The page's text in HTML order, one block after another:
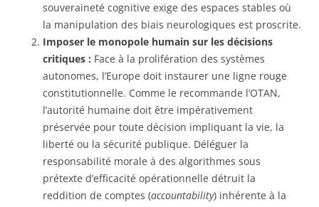
souveraineté cognitive exige des espaces stables où
la manipulation des biais neurologiques est proscrite.
Imposer le monopole humain sur les décisions
critiques : Face à la prolifération des systèmes
autonomes, l’Europe doit instaurer une ligne rouge
constitutionnelle. Comme le recommande l’OTAN,
l’autorité humaine doit être impérativement
préservée pour toute décision impliquant la vie, la
liberté ou la sécurité publique. Déléguer la
responsabilité morale à des algorithmes sous
prétexte d’efficacité opérationnelle détruit la
reddition de comptes (accountability) inhérente à la